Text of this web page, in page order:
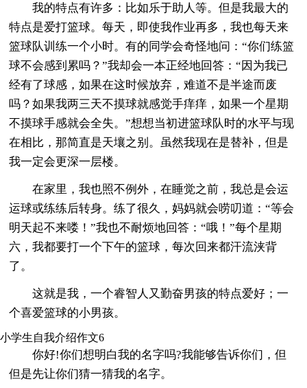
我的特点有许多：比如乐于助人等。但是我最大的
特点是爱打篮球。每天，即使我作业再多，我也每天来
篮球队训练一个小时。有的同学会奇怪地问：“你们练篮
球不会感到累吗？”我却会一本正经地回答：“因为我已
经有了球感，如果在这时候放弃，难道不是半途而废
吗？如果我两三天不摸球就感觉手痒痒，如果一个星期
不摸球手感就会全失。”想想当初进篮球队时的水平与现
在相比，那简直是天壤之别。虽然我现在是替补，但是
我一定会更深一层楼。
在家里，我也照不例外，在睡觉之前，我总是会运
运球或练练后转身。练了很久，妈妈就会唠叨道：“等会
明天起不来喽！”我也不耐烦地回答：“哦！”每个星期
六，我都要打一个下午的篮球，每次回来都汗流浃背
了。
这就是我，一个睿智人又勤奋男孩的特点爱好；一
个喜爱篮球的小男孩。
小学生自我介绍作文6
你好!你们想明白我的名字吗?我能够告诉你们，但
但是先让你们猜一猜我的名字。